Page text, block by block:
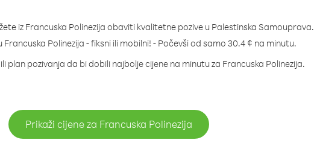
iz Francuska Polinezija obaviti kvalitetne pozive u Palestinska Samouprava.
Francuska Polinezija - fiksni ili mobilni! - Počevši od samo 30.4 ¢ na minutu.
plan pozivanja da bi dobili najbolje cijene na minutu za Francuska Polinezija.
Prikaži cijene za Francuska Polinezija